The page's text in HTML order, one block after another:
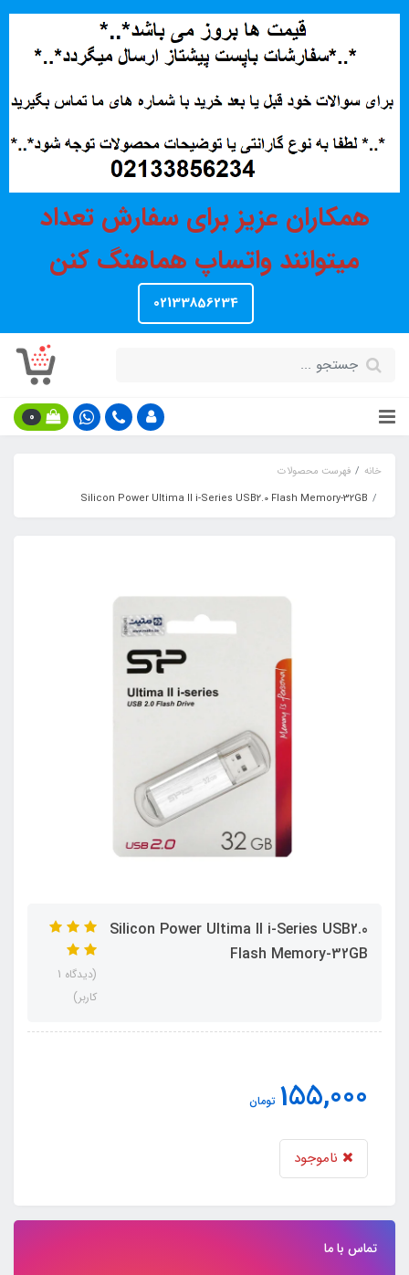
همکاران عزیز برای سفارش تعداد
میتوانند واتساپ هماهنگ کنن
02133856234
0
خانه
فهرست محصولات
Silicon Power Ultima II i-Series USB2.0 Flash Memory-32GB
Silicon Power Ultima II i-Series USB2.0
Flash Memory-32GB
(دیدگاه 1
کاربر)
155,000 تومان
ناموجود
تماس با ما